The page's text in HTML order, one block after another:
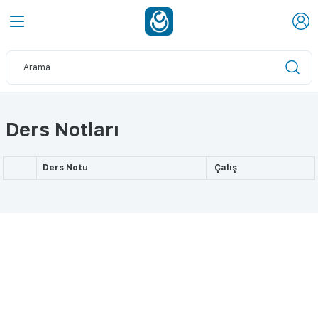
Ders Notları
Ders Notu Çalış